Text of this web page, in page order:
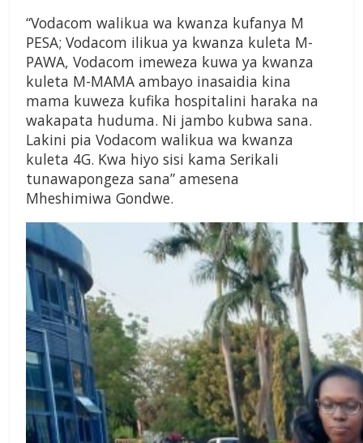
“Vodacom walikua wa kwanza kufanya M
PESA; Vodacom ilikua ya kwanza kuleta M-
PAWA, Vodacom imeweza kuwa ya kwanza
kuleta M-MAMA ambayo inasaidia kina
mama kuweza kufika hospitalini haraka na
wakapata huduma. Ni jambo kubwa sana.
Lakini pia Vodacom walikua wa kwanza
kuleta 4G. Kwa hiyo sisi kama Serikali
tunawapongeza sana” amesena
Mheshimiwa Gondwe.